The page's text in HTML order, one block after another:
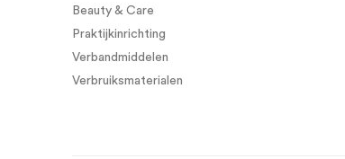
Beauty & Care
Praktijkinrichting
Verbandmiddelen
Verbruiksmaterialen